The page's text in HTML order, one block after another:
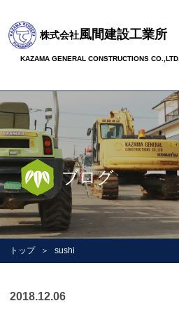
株式会社風間建設工業所
KAZAMA GENERAL CONSTRUCTIONS CO.,LTD.
ブログ
トップ sushi
2018.12.06